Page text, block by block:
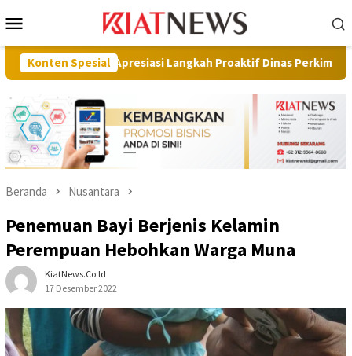
ke
Mobile
Konten Spesial
Apresiasi Langkah Proaktif Dinas Perkim Pilot Project,
Beranda Nusantara
Penemuan Bayi Berjenis Kelamin
Perempuan Hebohkan Warga Muna
KiatNews.co.id
17 Desember 2022